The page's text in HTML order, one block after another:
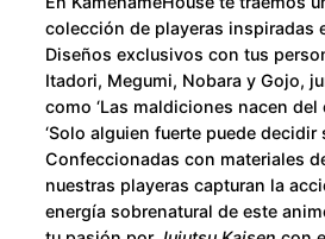
colección de playeras inspiradas
Diseños exclusivos con tus
Itadori, Megumi, Nobara y Gojo,
como ‘Las maldiciones nacen del
‘Solo alguien fuerte puede decidir
Confeccionadas con materiales
nuestras playeras capturan la
energía sobrenatural de este